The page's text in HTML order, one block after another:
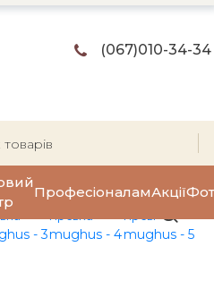
(067)010-34-34
ПрофесіоналамАкції